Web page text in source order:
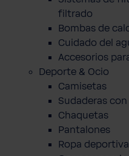
filtrado
Bombas de
Cuidado del
Accesorios
Deporte & Ocio
Camisetas
Sudaderas
Chaquetas
Pantalones
Ropa deportiva